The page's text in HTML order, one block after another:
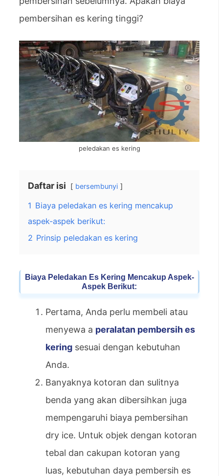
pembersihan es kering tinggi?
peledakan es kering
Daftar isi bersembunyi
1 Biaya peledakan es kering mencakup
aspek-aspek berikut:
2 Prinsip peledakan es kering
Biaya Peledakan Es Kering Mencakup Aspek-
Aspek Berikut:
Pertama, Anda perlu membeli atau
menyewa a peralatan pembersih es
kering sesuai dengan kebutuhan
Anda.
Banyaknya kotoran dan sulitnya
benda yang akan dibersihkan juga
mempengaruhi biaya pembersihan
dry ice. Untuk objek dengan kotoran
tebal dan cakupan kotoran yang
luas, kebutuhan daya pembersih es